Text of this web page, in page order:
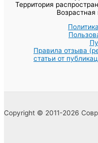
Территория
Возрастная
Правила отзыва
статьи от
Copyright © 2011-2026